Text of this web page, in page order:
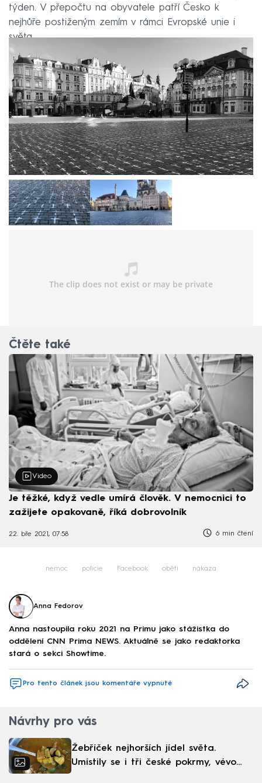
týden. V přepočtu na obyvatele patří Česko k
nejhůře postiženým zemím v rámci Evropské unie i
světa.
Čtěte také
Video
Je těžké, když vedle umírá člověk. V nemocnici to
zažijete opakovaně, říká dobrovolník
22. bře 2021, 07:58 6 min čtení
nemoc policie Facebook oběti nákaza
Anna Fedorov
Anna nastoupila roku 2021 na Primu jako stážistka do
oddělení CNN Prima NEWS. Aktuálně se jako redaktorka
stará o sekci Showtime.
Pro tento článek jsou komentáře vypnuté
Návrhy pro vás
Žebříček nejhorších jídel světa.
Umístily se i tři české pokrmy, vévodí